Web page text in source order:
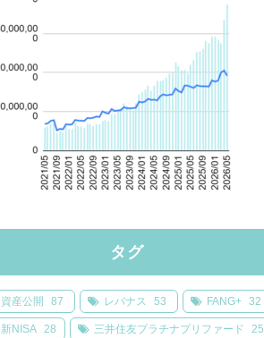
タグ
資産公開 87 レバナス 53 FANG+ 32
新NISA 28 三井住友プラチナプリファード 25